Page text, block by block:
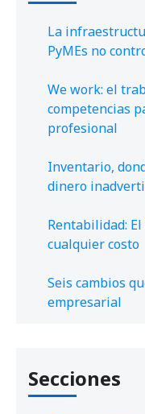
La
PyMEs no
We work: el
competencias
profesional
Inventario,
dinero
Rentabilidad:
cualquier costo
Seis cambios
empresarial
Secciones